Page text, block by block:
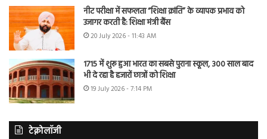
नीट परीक्षा में सफलता “शिक्षा क्रांति” के व्यापक प्रभाव को
उजागर करती है: शिक्षा मंत्री बैंस
20 July 2026 - 11:43 AM
1715 में शुरू हुआ भारत का सबसे पुराना स्कूल, 300 साल बाद
भी दे रहा है हजारों छात्रों को शिक्षा
19 July 2026 - 7:14 PM
टेक्नोलॉजी